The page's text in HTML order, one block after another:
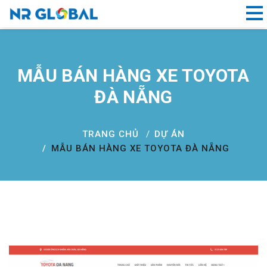
Dịch
MẪU BÁN HÀNG XE TOYOTA
ĐÀ NẴNG
TRANG CHỦ
DỰ ÁN
MẪU BÁN HÀNG XE TOYOTA ĐÀ NẴNG